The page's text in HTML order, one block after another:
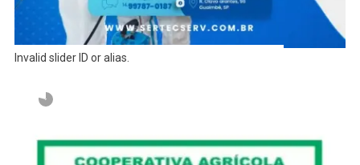
Invalid slider ID or alias.